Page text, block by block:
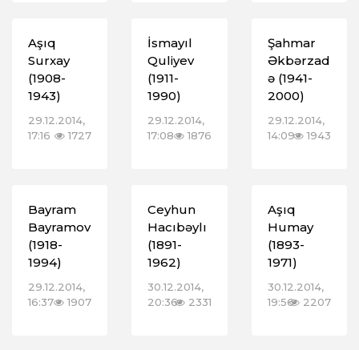
Aşıq
Surxay
(1908-
1943)
29.12.2014,
17:16
1727
İsmayıl
Quliyev
(1911-
1990)
29.12.2014,
17:08
1876
Şahmar
Əkbərzad
ə (1941-
2000)
29.12.2014,
14:09
1943
Bayram
Bayramov
(1918-
1994)
29.12.2014,
16:37
1907
Ceyhun
Hacıbəylı
(1891-
1962)
30.12.2014,
20:36 2331
Aşıq
Humay
(1893-
1971)
30.12.2014,
19:56 2207